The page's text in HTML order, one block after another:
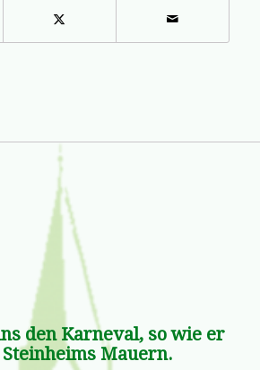
den Karneval, so wie er
Mauern.